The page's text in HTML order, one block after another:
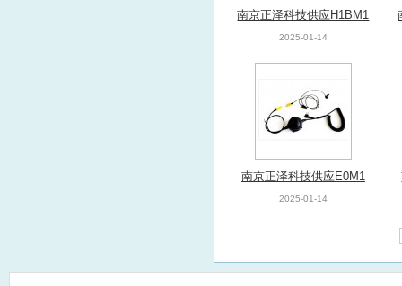
南京正泽科技供应H1BM1
头盔骨传导（头骨振动）
2025-01-14
南京正泽科技供应E0M1
耳骨传导通讯装置
2025-01-14